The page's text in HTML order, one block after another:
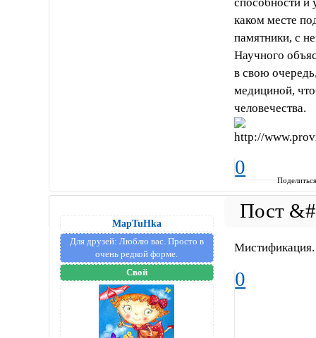
способности и
каком месте
памятники, с
Научного
в свою
медициной,
человечества.
0
MapTuHka
Для друзей: Люблю вас. Просто в
очень редкой форме.
Свой
Мистификация.
0